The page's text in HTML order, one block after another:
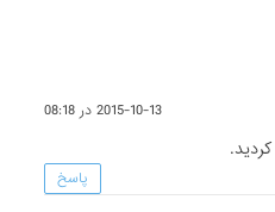
2015-10-13 در 08:18
پاسخ